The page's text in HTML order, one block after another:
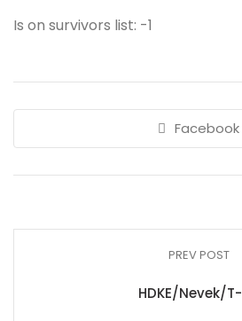
Is on survivors list: -1
Facebook
PREV POST
HDKE/Nevek/